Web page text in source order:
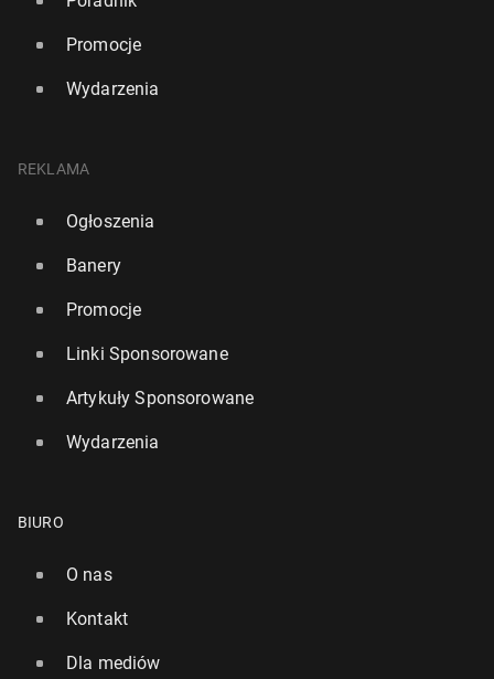
Promocje
Wydarzenia
REKLAMA
Ogłoszenia
Banery
Promocje
Linki Sponsorowane
Artykuły Sponsorowane
Wydarzenia
BIURO
O nas
Kontakt
Dla mediów